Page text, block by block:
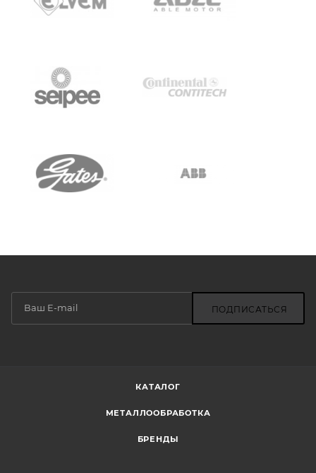
ПОДПИСАТЬСЯ
КАТАЛОГ
МЕТАЛЛООБРАБОТКА
БРЕНДЫ